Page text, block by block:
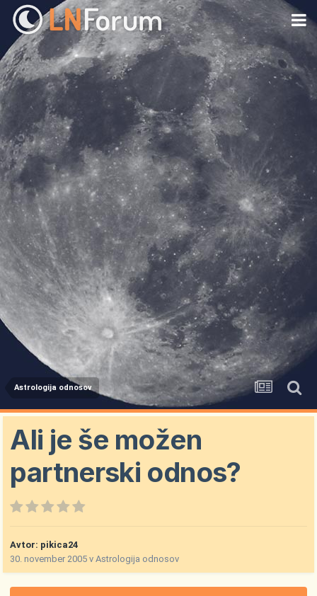
Astrologija odnosov
Ali je še možen
partnerski odnos?
Avtor: pikica24
30. november 2005 vAstrologija odnosov